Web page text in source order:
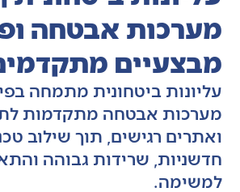
מערכות אבטחה
מבצעיים
עליונות ביטחונית מתמחה
מערכות אבטחה מתקדמות
ואתרים רגישים, תוך שילוב
חדשניות, שרידות גבוהה
למשימה.